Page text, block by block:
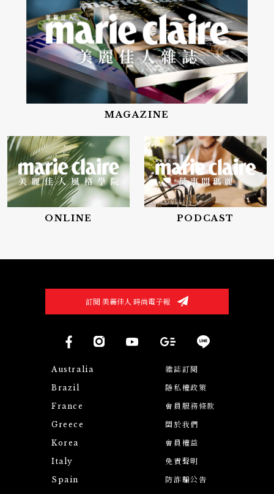
MAGAZINE
ONLINE PODCAST
Australia
Brazil
France
Greece
Korea
Italy
Spain
訂閱 美麗佳人 時尚電子報
雜誌訂閱
隱私權政策
會員服務條款
關於我們
會員權益
免責聲明
防詐騙公告